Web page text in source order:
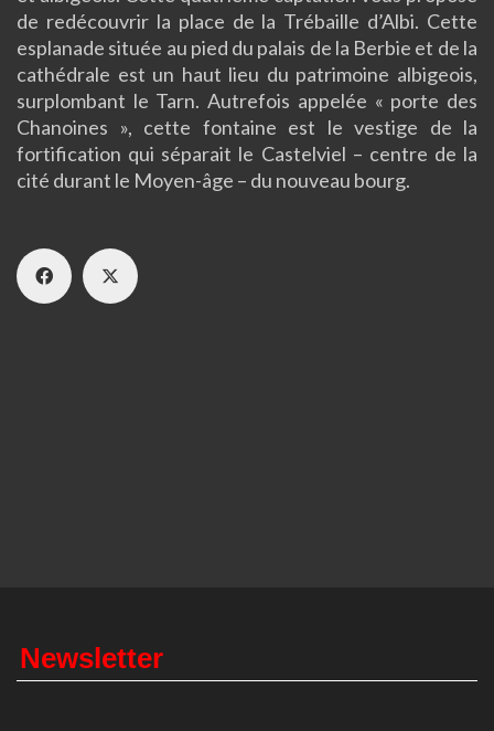
de redécouvrir la place de la Trébaille d’Albi. Cette
esplanade située au pied du palais de la Berbie et de la
cathédrale est un haut lieu du patrimoine albigeois,
surplombant le Tarn. Autrefois appelée « porte des
Chanoines », cette fontaine est le vestige de la
fortification qui séparait le Castelviel – centre de la
cité durant le Moyen-âge – du nouveau bourg.
Newsletter